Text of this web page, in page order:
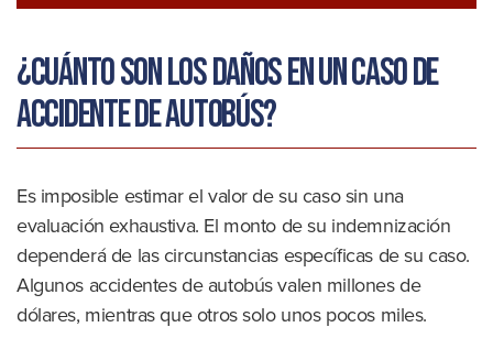
¿Cuánto son los daños en un caso de
accidente de autobús?
Es imposible estimar el valor de su caso sin una
evaluación exhaustiva. El monto de su indemnización
dependerá de las circunstancias específicas de su caso.
Algunos accidentes de autobús valen millones de
dólares, mientras que otros solo unos pocos miles.